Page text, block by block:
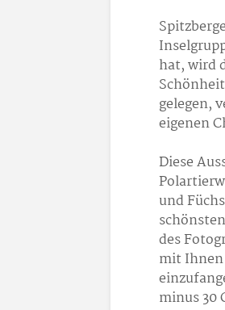
hat, wird
gelegen,
eigenen
Diese
und
des
mit Ihnen
minus 30